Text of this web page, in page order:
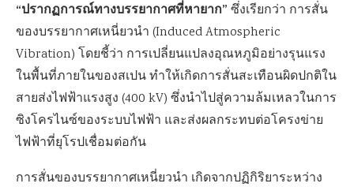
“ปรากฏการณ์ทางบรรยากาศที่หายาก” ซึ่งเรียกว่า การสั่น
ของบรรยากาศเหนี่ยวนำ (Induced Atmospheric
Vibration) โดยชี้ว่า การเปลี่ยนแปลงอุณหภูมิอย่างรุนแรง
ในพื้นที่ภายในของสเปน ทำให้เกิดการสั่นสะเทือนผิดปกติใน
สายส่งไฟฟ้าแรงสูง (400 kV) ซึ่งนำไปสู่ความล้มเหลวในการ
ซิงโครไนซ์ของระบบไฟฟ้า และส่งผลกระทบต่อโครงข่าย
ไฟฟ้าที่ยุโรปเชื่อมต่อกัน
การสั่นของบรรยากาศเหนี่ยวนำ เกิดจากปฏิกิริยาระหว่าง